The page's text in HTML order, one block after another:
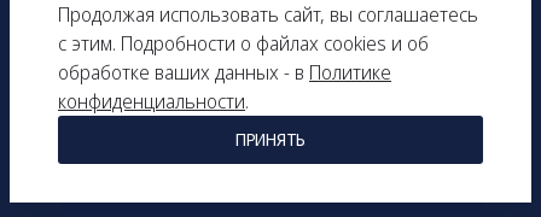
Продолжая использовать сайт, вы соглашаетесь
с этим. Подробности о файлах cookies и об
обработке ваших данных - в Политике
конфиденциальности.
ПРИНЯТЬ
КОНТАКТЫ
РЕКЛАМНЫЕ ВОЗМОЖНОСТИ